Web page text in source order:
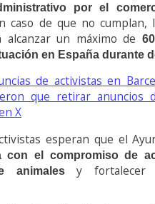
por el
caso de que no cumplan,
alcanzar un máximo de
en España durante
de activistas en
que retirar anuncios
X
esperan que el
con el compromiso de
animalesy fortalecer